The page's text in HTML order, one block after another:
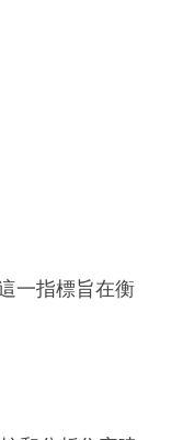
一指標旨在衡